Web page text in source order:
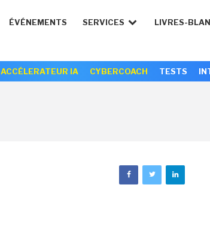
ÉVÉNEMENTS SERVICES LIVRES-
ACCÉLERATEUR IA CYBERCOACH TESTS